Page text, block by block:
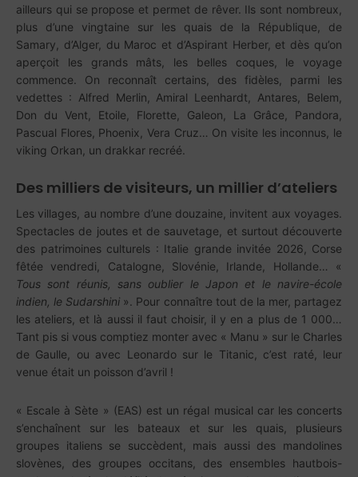
ailleurs qui se propose et permet de rêver. Ils sont nombreux,
plus d’une vingtaine sur les quais de la République, de
Samary, d’Alger, du Maroc et d’Aspirant Herber, et dès qu’on
aperçoit les grands mâts, les belles coques, le voyage
commence. On reconnaît certains, des fidèles, parmi les
vedettes : Alfred Merlin, Amiral Leenhardt, Antares, Belem,
Don du Vent, Etoile, Florette, Galeon, La Grâce, Pandora,
Pascual Flores, Phoenix, Vera Cruz… On visite les inconnus, le
viking Orkan, un drakkar recréé.
Des milliers de visiteurs, un millier d’ateliers
Les villages, au nombre d’une douzaine, invitent aux voyages.
Spectacles de joutes et de sauvetage, et surtout découverte
des patrimoines culturels : Italie grande invitée 2026, Corse
fêtée vendredi, Catalogne, Slovénie, Irlande, Hollande… «
Tous sont réunis, sans oublier le Japon et le navire-école
indien, le Sudarshini ». Pour connaître tout de la mer, partagez
les ateliers, et là aussi il faut choisir, il y en a plus de 1 000…
Tant pis si vous comptiez monter avec « Manu » sur le Charles
de Gaulle, ou avec Leonardo sur le Titanic, c’est raté, leur
venue était un poisson d’avril !
« Escale à Sète » (EAS) est un régal musical car les concerts
s’enchaînent sur les bateaux et sur les quais, plusieurs
groupes italiens se succèdent, mais aussi des mandolines
slovènes, des groupes occitans, des ensembles hautbois-